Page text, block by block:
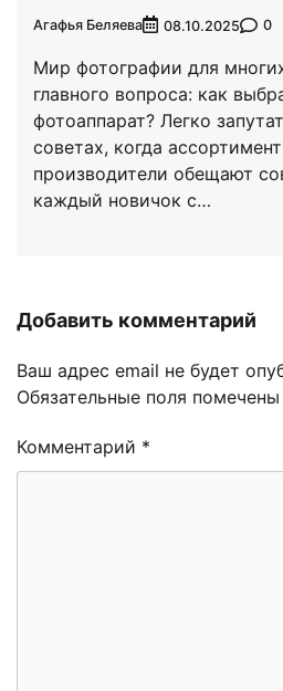
Агафья Беляева 08.10.2025 0
Мир фотографии для
главного вопроса: как
фотоаппарат? Легко
советах, когда
производители обещают
каждый новичок с…
Добавить комментарий
Ваш адрес email не будет
Обязательные поля помечены
Комментарий *